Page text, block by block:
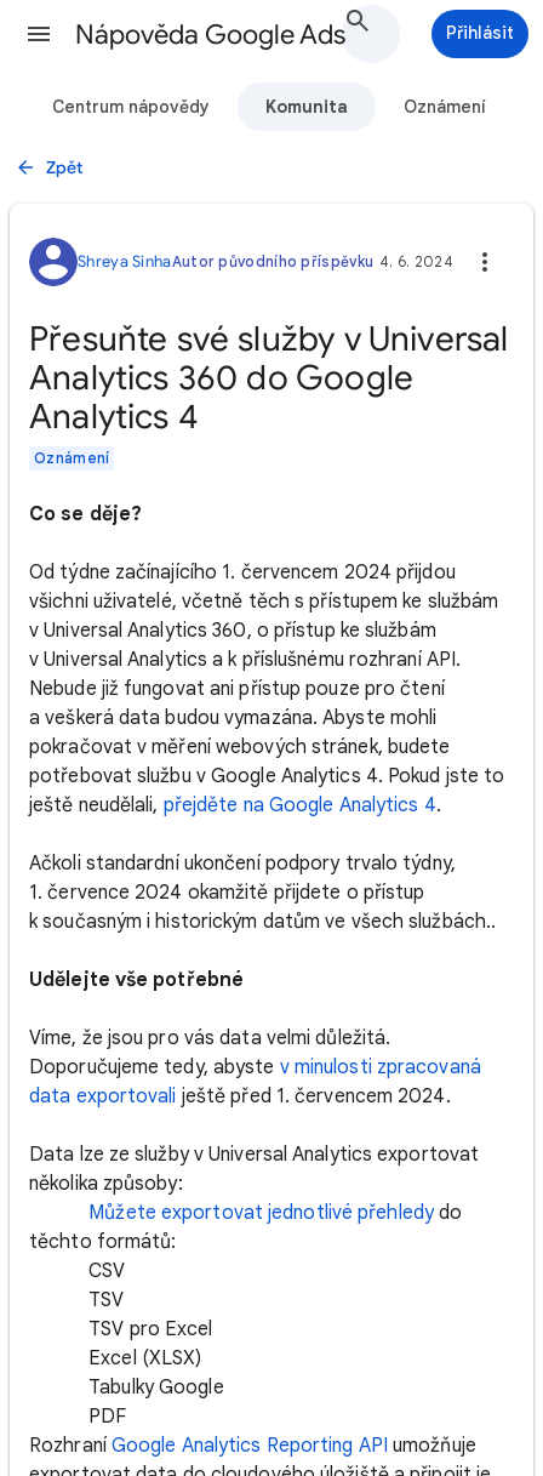
Nápověda Google Ads Přihlásit
Centrum nápovědy Komunita Oznámení
Zpět
Shreya SinhaAutor původního příspěvku 4. 6. 2024
Přesuňte své služby v Universal
Analytics 360 do Google
Analytics 4
Oznámení
Co se děje?
Od týdne začínajícího 1. červencem 2024 přijdou
všichni uživatelé, včetně těch s přístupem ke službám
v Universal Analytics 360, o přístup ke službám
v Universal Analytics a k příslušnému rozhraní API.
Nebude již fungovat ani přístup pouze pro čtení
a veškerá data budou vymazána. Abyste mohli
pokračovat v měření webových stránek, budete
potřebovat službu v Google Analytics 4. Pokud jste to
ještě neudělali, přejděte na Google Analytics 4.
Ačkoli standardní ukončení podpory trvalo týdny,
1. července 2024 okamžitě přijdete o přístup
k současným i historickým datům ve všech službách..
Udělejte vše potřebné
Víme, že jsou pro vás data velmi důležitá.
Doporučujeme tedy, abyste v minulosti zpracovaná
data exportovali ještě před 1. červencem 2024.
Data lze ze služby v Universal Analytics exportovat
několika způsoby:
Můžete exportovat jednotlivé přehledydo
těchto formátů:
CSV
TSV
TSV pro Excel
Excel (XLSX)
Tabulky Google
PDF
Rozhraní Google Analytics Reporting API umožňuje